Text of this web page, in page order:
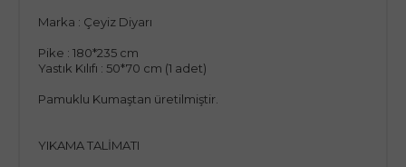
Marka : Çeyiz Diyarı
Pike : 180*235 cm
Yastık Kılıfı : 50*70 cm (1 adet)
Pamuklu Kumaştan üretilmiştir.
YIKAMA TALİMATI